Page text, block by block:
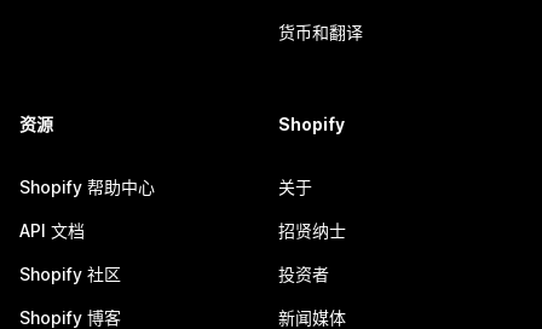
货币和翻译
资源
Shopify 帮助中心
API 文档
Shopify 社区
Shopify 博客
Shopify
关于
招贤纳士
投资者
新闻媒体